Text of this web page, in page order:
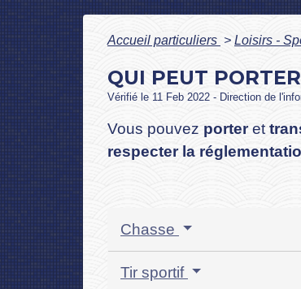
Accueil particuliers > Loisirs -
QUI PEUT
Vérifié le 11 Feb 2022 - Direction de
Vous pouvez porteret
respecter la
Chasse
Tir sportif